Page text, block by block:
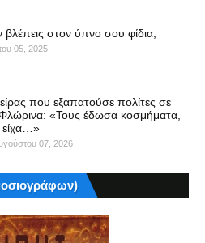
βλέπεις στον ύπνο σου φίδια;
05, 2025
που εξαπατούσε πολίτες σε
Φλώρινα: «Τους έδωσα κοσμήματα,
είχα…»
07, 2026